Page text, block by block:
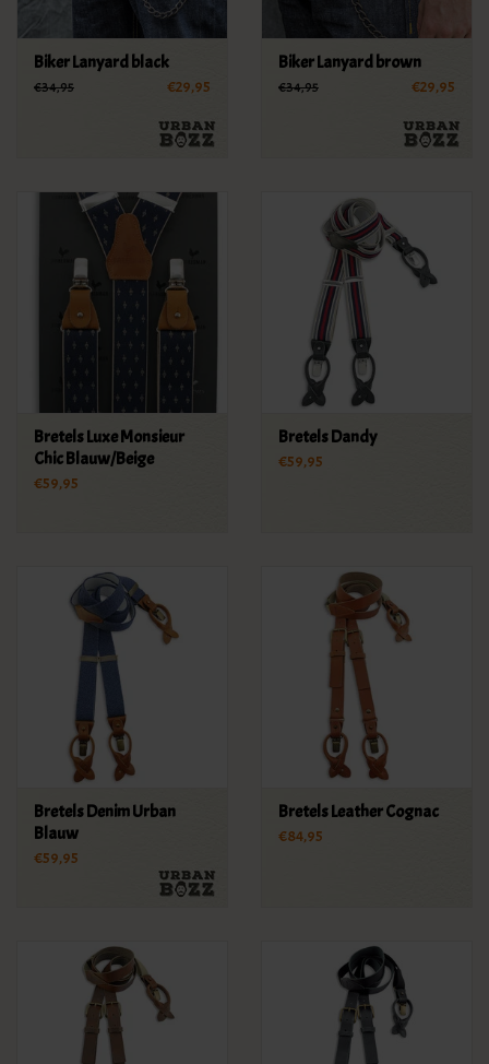
Biker Lanyard black
€34,95 €29,95
Biker Lanyard brown
€34,95 €29,95
Bretels Luxe Monsieur
Chic Blauw/Beige
€59,95
Bretels Dandy
€59,95
Bretels Denim Urban
Blauw
€59,95
Bretels Leather Cognac
€84,95